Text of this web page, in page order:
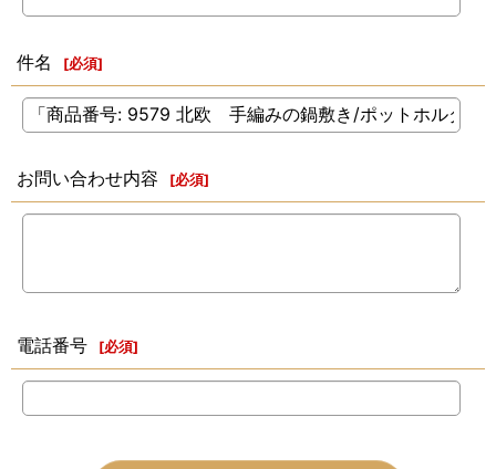
件名 [必須]
お問い合わせ内容 [必須]
電話番号 [必須]